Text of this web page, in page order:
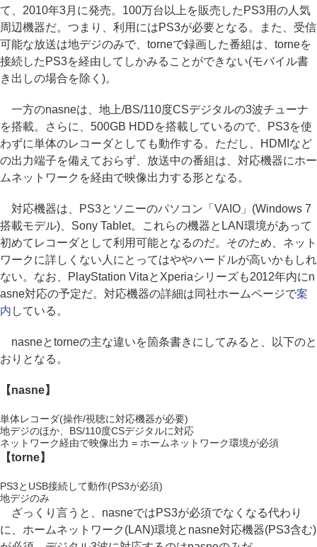
て、2010年3月に発売。100万台以上を販売したPS3用の人気
周辺機器だ。つまり、利用にはPS3が必要となる。また、受信
可能な放送は地デジのみで、torneで録画した番組は、torneを
接続したPS3を経由してしかみることができない(モバイル書
き出しの場合を除く)。
一方のnasneは、地上/BS/110度CSデジタルの3波チューナ
を搭載。さらに、500GB HDDを搭載しているので、PS3を使
わずに単体のレコーダとしても動作する。ただし、HDMIなど
の出力端子を備えておらず、放送中の番組は、対応機器にホー
ムネットワークを経由で映像出力する形となる。
対応機器は、PS3とソニーのパソコン「VAIO」(Windows 7
搭載モデル)、Sony Tablet。これらの機器とLAN環境があって
初めてレコーダとして利用可能となるのだ。そのため、ネット
ワークに詳しくない人にとってはややハードルが高いかもしれ
ない。なお、PlayStation VitaとXperiaシリーズも2012年内にn
asne対応の予定だ。対応機器の詳細は同社ホームページで案
内 している。
nasneとtorneの主な違いを箇条書きにしてみると、以下のと
おりとなる。
【nasne】
単体レコーダ(操作/視聴に対応機器が必要)
地デジのほか、BS/110度CSデジタルに対応
ネットワーク経由で映像出力 = ホームネットワーク環境が必須
【torne】
PS3とUSB接続して動作(PS3が必須)
地デジのみ
ざっくり言うと、nasneではPS3が必須でなくなる代わり
に、ホームネットワーク(LAN)環境とnasne対応機器(PS3含む)